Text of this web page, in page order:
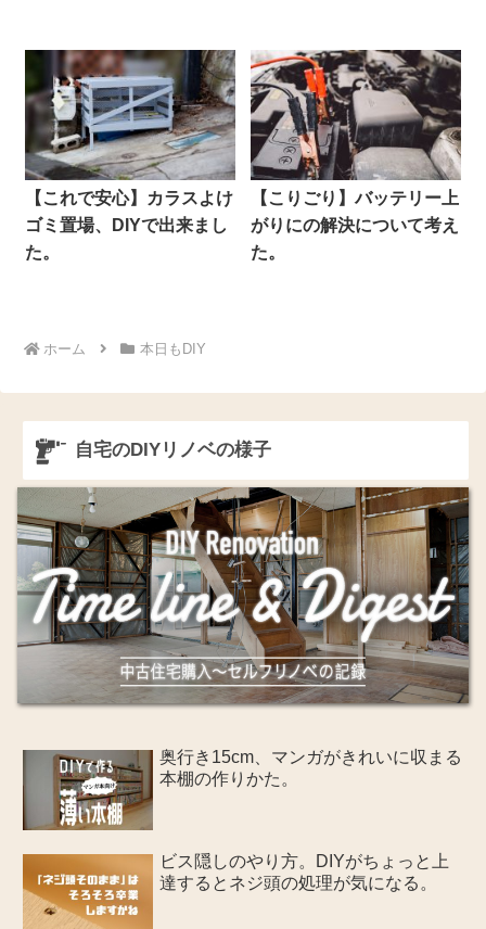
【これで安心】カラスよけ
ゴミ置場、DIYで出来まし
た。
【こりごり】バッテリー上
がりにの解決について考え
た。
ホーム 本日もDIY
自宅のDIYリノベの様子
奥行き15cm、マンガがきれいに収まる
本棚の作りかた。
ビス隠しのやり方。DIYがちょっと上
達するとネジ頭の処理が気になる。